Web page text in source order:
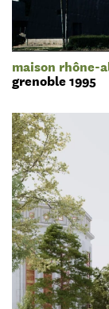
maison rhône-
grenoble 1995